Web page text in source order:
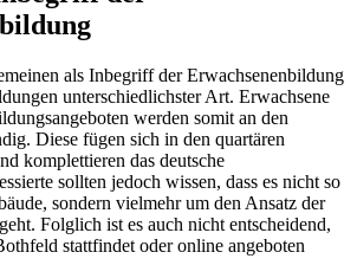
als Inbegriff der Erwachsenenbildung
unterschiedlichster Art. Erwachsene
werden somit an den
Diese fügen sich in den quartären
komplettieren das deutsche
sollten jedoch wissen, dass es nicht so
sondern vielmehr um den Ansatz der
Folglich ist es auch nicht entscheidend,
stattfindet oder online angeboten